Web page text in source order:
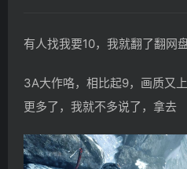
有人找我要10，我就翻了翻网
3A大作咯，相比起9，画质又
更多了，我就不多说了，拿去